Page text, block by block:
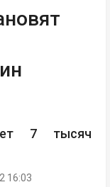
7 тысяч
16:03